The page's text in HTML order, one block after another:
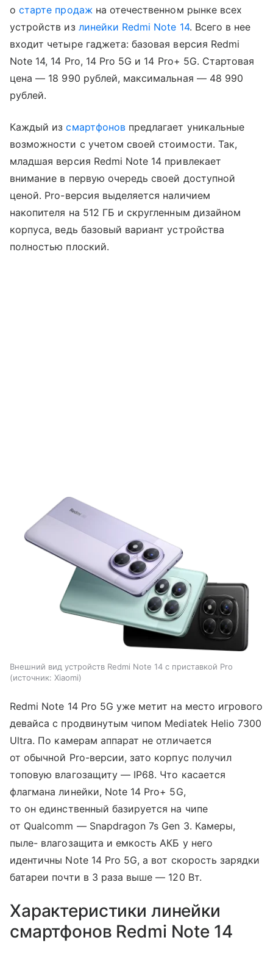
остарте продажна отечественном рынке всех
устройств из линейки Redmi Note 14. Всего в нее
входит четыре гаджета: базовая версия Redmi
Note 14, 14 Pro, 14 Pro 5G и 14 Pro+ 5G. Стартовая
цена — 18 990 рублей, максимальная — 48 990
рублей.
Каждый изсмартфоновпредлагает уникальные
возможности с учетом своей стоимости. Так,
младшая версия Redmi Note 14 привлекает
внимание в первую очередь своей доступной
ценой. Pro-версия выделяется наличием
накопителя на 512 ГБ и скругленным дизайном
корпуса, ведь базовый вариант устройства
полностью плоский.
Внешний вид устройств Redmi Note 14 с приставкой Pro
источник: Xiaomi
Redmi Note 14 Pro 5G уже метит на место игрового
девайса с продвинутым чипом Mediatek Helio 7300
Ultra. По камерам аппарат не отличается
от обычной Pro-версии, зато корпус получил
топовую влагозащиту — IP68. Что касается
флагмана линейки, Note 14 Pro+ 5G,
то он единственный базируется на чипе
от Qualcomm — Snapdragon 7s Gen 3. Камеры,
пыле- влагозащита и емкость АКБ у него
идентичны Note 14 Pro 5G, а вот скорость зарядки
батареи почти в 3 раза выше — 120 Вт.
Характеристики линейки
смартфонов Redmi Note 14